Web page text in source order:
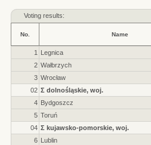
Voting results:
No. Name
1 Legnica
2 Wałbrzych
3 Wrocław
02 Σ dolnośląskie, woj.
4 Bydgoszcz
5 Toruń
04 Σ kujawsko-pomorskie, woj.
6 Lublin